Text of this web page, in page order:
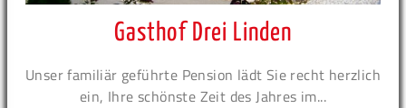
Gasthof Drei Linden
Unser familiär geführte Pension lädt Sie recht herzlich
ein, Ihre schönste Zeit des Jahres im...